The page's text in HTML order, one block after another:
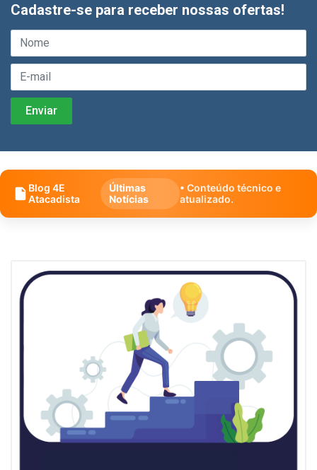
Cadastre-se para receber nossas ofertas!
Blog 4E
Atacadista
Últimas
Notícias
• Conteúdo técnico e
atualizado.